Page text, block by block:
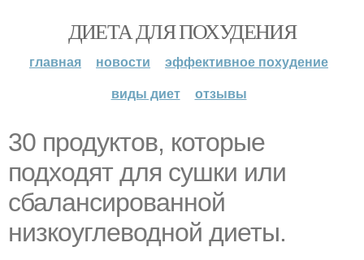
ДИЕТА ДЛЯ ПОХУДЕНИЯ
главная новости
эффективное похудение
виды диет
отзывы
30 продуктов, которые
подходят для сушки или
сбалансированной
низкоуглеводной диеты.